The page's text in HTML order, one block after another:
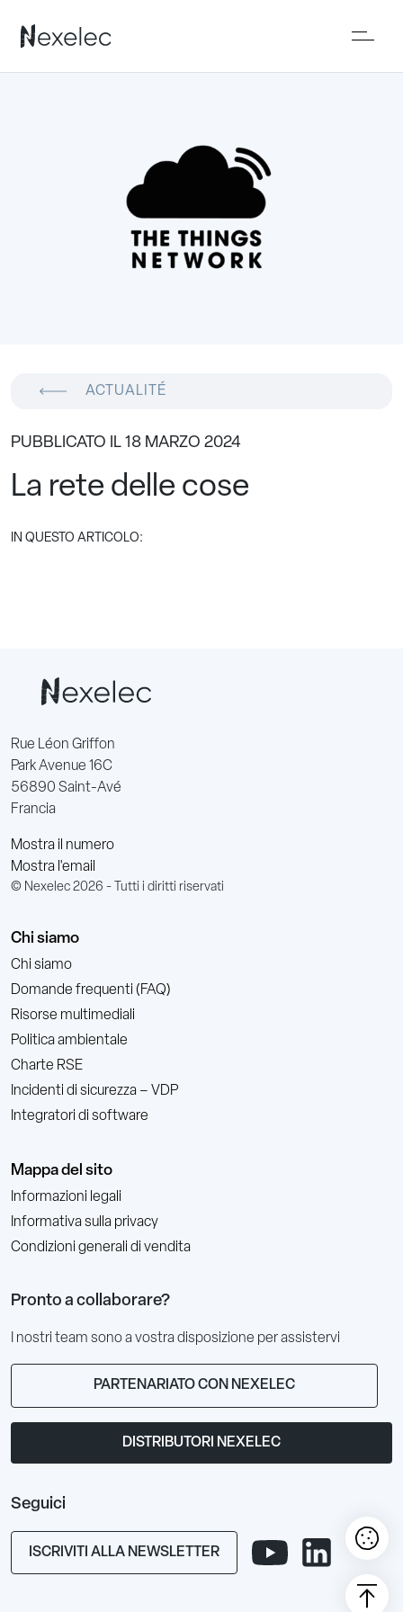
ACTUALITÉ
PUBBLICATO IL 18 MARZO 2024
La rete delle cose
IN QUESTO ARTICOLO:
Rue Léon Griffon
Park Avenue 16C
56890 Saint-Avé
Francia
Mostra il numero
Mostra l'email
© Nexelec 2026 - Tutti i diritti riservati
Chi siamo
Chi siamo
Domande frequenti (FAQ)
Risorse multimediali
Politica ambientale
Charte RSE
Incidenti di sicurezza – VDP
Integratori di software
Mappa del sito
Informazioni legali
Informativa sulla privacy
Condizioni generali di vendita
Pronto a collaborare?
I nostri team sono a vostra disposizione per assistervi
PARTENARIATO CON NEXELEC
DISTRIBUTORI NEXELEC
Seguici
ISCRIVITI ALLA NEWSLETTER